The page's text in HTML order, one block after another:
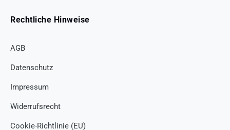
Rechtliche Hinweise
AGB
Datenschutz
Impressum
Widerrufsrecht
Cookie-Richtlinie (EU)